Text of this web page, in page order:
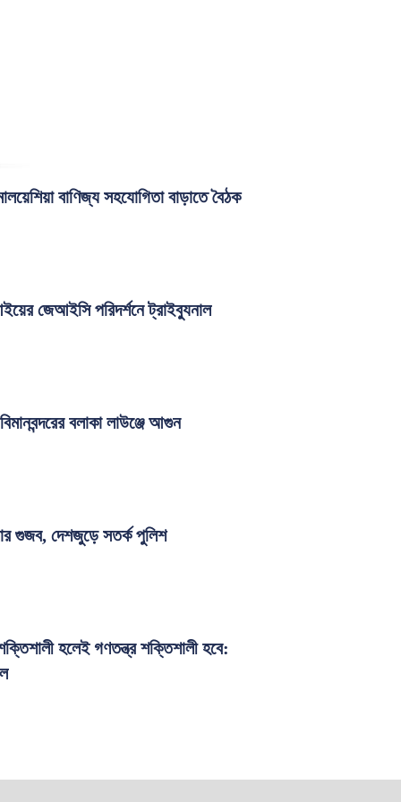
বাণিজ্য সহযোগিতা বাড়াতে বৈঠক
জেআইসি পরিদর্শনে ট্রাইব্যুনাল
বলাকা লাউঞ্জে আগুন
গুজব, দেশজুড়ে সতর্ক পুলিশ
হলেই গণতন্ত্র শক্তিশালী হবে: